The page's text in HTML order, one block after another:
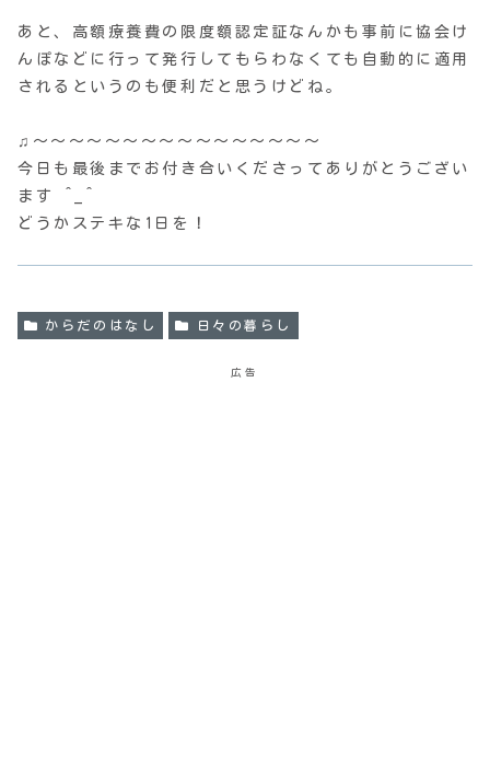
あと、高額療養費の限度額認定証なんかも事前に協会け
んぽなどに行って発行してもらわなくても自動的に適用
されるというのも便利だと思うけどね。
♫〜〜〜〜〜〜〜〜〜〜〜〜〜〜〜〜
今日も最後までお付き合いくださってありがとうござい
ます ^_^
どうかステキな1日を！
からだのはなし 日々の暮らし
広告